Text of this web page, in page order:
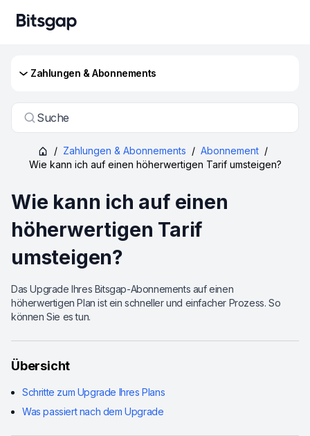
Zahlungen & Abonnements
Suche
/ Zahlungen & Abonnements / Abonnement /
Wie kann ich auf einen höherwertigen Tarif umsteigen?
Wie kann ich auf einen
höherwertigen Tarif
umsteigen?
Das Upgrade Ihres Bitsgap-Abonnements auf einen
höherwertigen Plan ist ein schneller und einfacher Prozess. So
können Sie es tun.
Übersicht
Schritte zum Upgrade Ihres Plans
Was passiert nach dem Upgrade